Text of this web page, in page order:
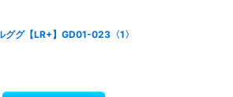
ググ【LR+】GD01-023〈1〉